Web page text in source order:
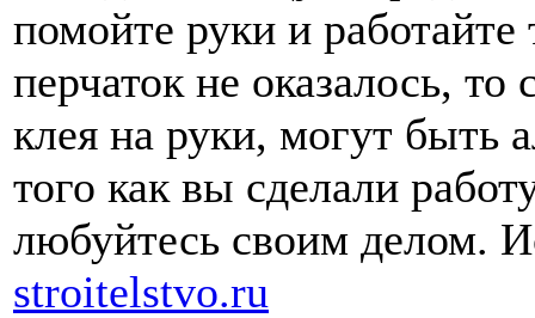
помойте руки и работайте
перчаток не оказалось, то
клея на руки, могут быть
того как вы сделали
любуйтесь своим делом.
stroitelstvo.ru